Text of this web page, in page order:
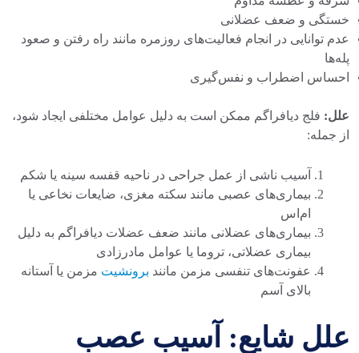
خستگی و ضعف عضلانی
عدم توانایی در انجام فعالیت‌های روزمره مانند راه رفتن و صعود
پله‌ها
احساس اضطراب و نفس‌گیری
علل: فلج دیافراگم ممکن است به دلیل عوامل مختلفی ایجاد شود،
از جمله:
آسیب ناشی از عمل جراحی در ناحیه قفسه سینه یا شکم
بیماری‌های عصبی مانند سکته مغزی، ضایعات نخاعی یا
ام‌اس
بیماری‌های عضلانی مانند ضعف عضلات دیافراگم به دلیل
بیماری عضلاتی، تروما یا عوامل مادرزادی
عفونت‌های تنفسی مزمن مانند برونشیت مزمن یا آستانه
بالای آسم
علل شایع: آسیب عصب